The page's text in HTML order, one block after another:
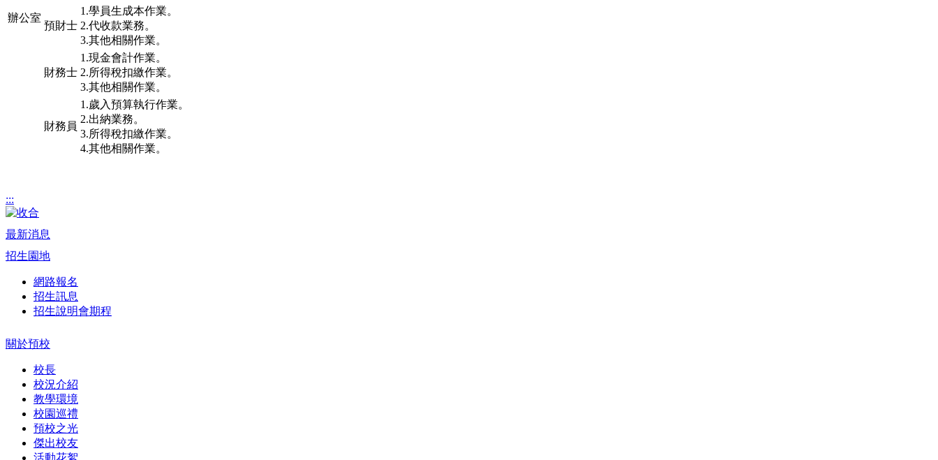
辦公室
預財士
1.學員生成本作業。
2.代收款業務。
3.其他相關作業。
財務士
1.現金會計作業。
2.所得稅扣繳作業。
3.其他相關作業。
財務員
1.歲入預算執行作業。
2.出納業務。
3.所得稅扣繳作業。
4.其他相關作業。
:::
最新消息
招生園地
網路報名
招生訊息
招生說明會期程
關於預校
校長
校況介紹
教學環境
校園巡禮
預校之光
傑出校友
活動花絮